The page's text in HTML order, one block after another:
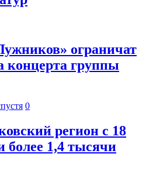
ограничат
концерта группы
0
регион с 18
более 1,4 тысячи